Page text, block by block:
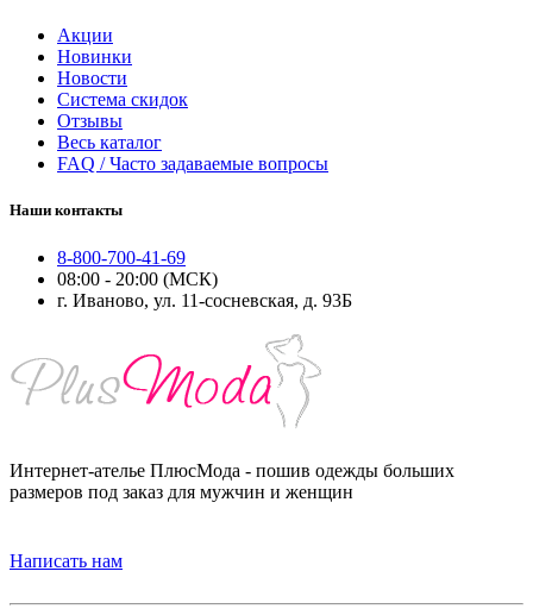
Акции
Новинки
Новости
Система скидок
Отзывы
Весь каталог
FAQ / Часто задаваемые вопросы
Наши контакты
8-800-700-41-69
08:00 - 20:00 (МСК)
г. Иваново, ул. 11-сосневская, д. 93Б
Интернет-ателье ПлюсМода - пошив одежды больших
размеров под заказ для мужчин и женщин
Написать нам